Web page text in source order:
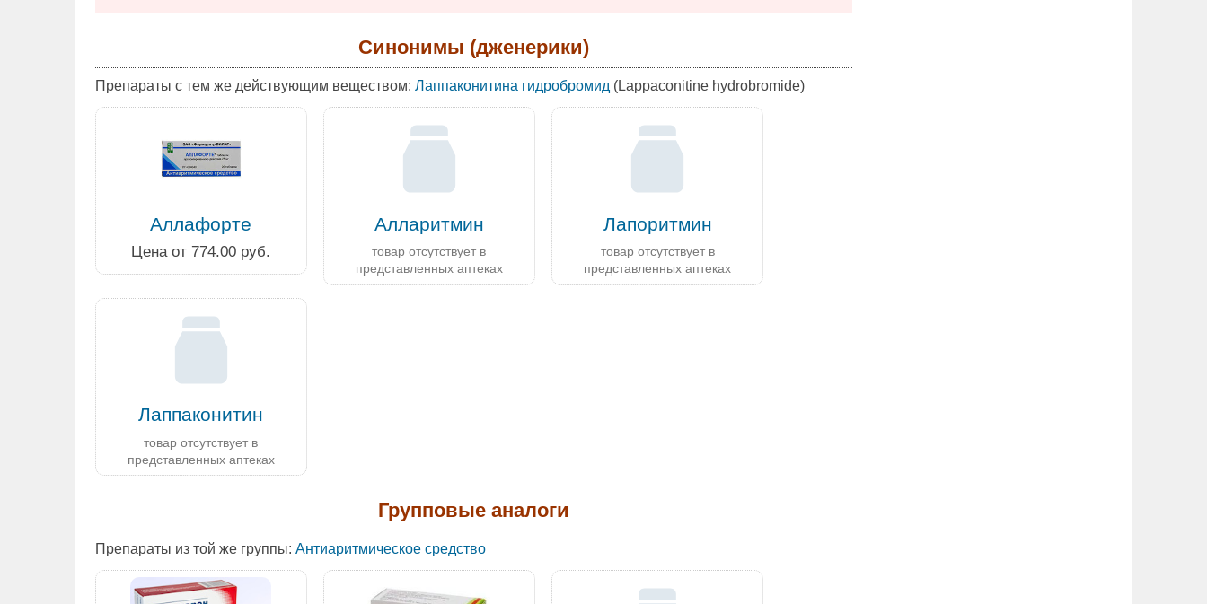
Синонимы (дженерики)
Препараты с тем же действующим веществом: Лаппаконитина гидробромид(Lappaconitine hydrobromide)
Аллафорте
Цена от 774.00 руб.
Алларитмин
товар отсутствует в
представленных аптеках
Лапоритмин
товар отсутствует в
представленных аптеках
Лаппаконитин
товар отсутствует в
представленных аптеках
Групповые аналоги
Препараты из той же группы: Антиаритмическое средство